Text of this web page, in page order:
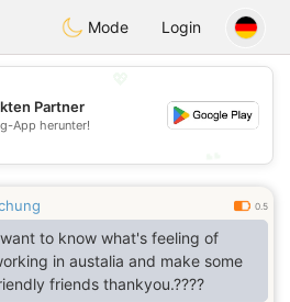
Australia Chat
Mode Login
Partner
App herunter!
0.5
to know what's feeling of
in austalia and make some
friends thankyou.????